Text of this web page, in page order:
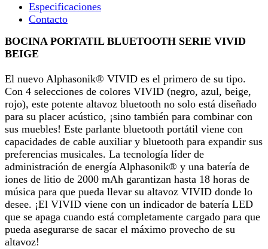
Especificaciones
Contacto
BOCINA PORTATIL BLUETOOTH SERIE VIVID
BEIGE
El nuevo Alphasonik® VIVID es el primero de su tipo.
Con 4 selecciones de colores VIVID (negro, azul, beige,
rojo), este potente altavoz bluetooth no solo está diseñado
para su placer acústico, ¡sino también para combinar con
sus muebles! Este parlante bluetooth portátil viene con
capacidades de cable auxiliar y bluetooth para expandir sus
preferencias musicales. La tecnología líder de
administración de energía Alphasonik® y una batería de
iones de litio de 2000 mAh garantizan hasta 18 horas de
música para que pueda llevar su altavoz VIVID donde lo
desee. ¡El VIVID viene con un indicador de batería LED
que se apaga cuando está completamente cargado para que
pueda asegurarse de sacar el máximo provecho de su
altavoz!